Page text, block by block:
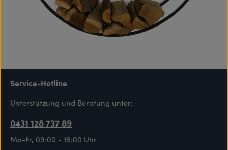
Service-Hotline
Unterstützung und Beratung unter:
0431 128 737 89
Mo-Fr, 09:00 - 16:00 Uhr